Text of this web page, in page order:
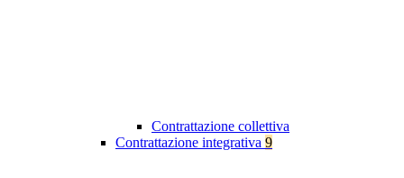
Contrattazione collettiva
Contrattazione integrativa 9